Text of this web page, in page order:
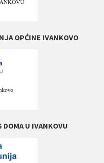
OPĆINE IVANKOVO
DOMA U IVANKOVU